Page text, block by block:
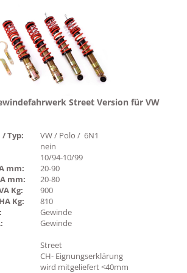
Street Version für VW
Typ:
VW / Polo / 6N1
nein
10/94-10/99
mm:
20-90
mm:
20-80
Kg:
900
Kg:
810
Gewinde
Gewinde
Street
CH- Eignungserklärung
wird mitgeliefert <40mm